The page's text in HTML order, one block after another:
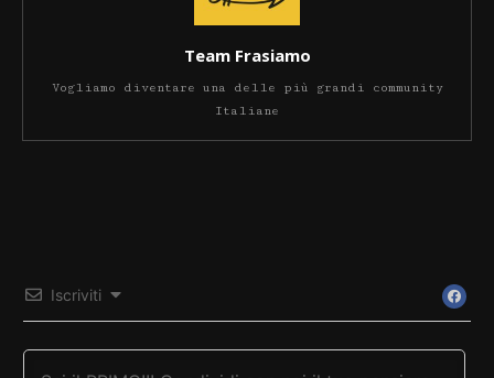
Team Frasiamo
Vogliamo diventare una delle più grandi community
Italiane
Iscriviti